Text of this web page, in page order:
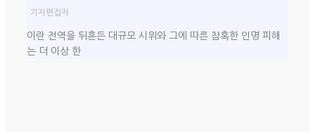
기자편집자
이란 전역을 뒤흔든 대규모 시위와 그에 따른 참혹한 인명 피해
는 더 이상 한